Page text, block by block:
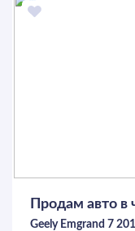
Продам авто в
Geely Emgrand 7